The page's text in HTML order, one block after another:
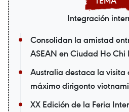
Integración
Consolidan la amistad
ASEAN en Ciudad Ho Chi
Australia destaca la visita
máximo dirigente
XX Edición de la Feria